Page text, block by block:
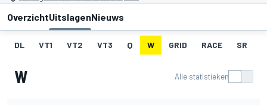
OverzichtUitslagenNieuws
DL VT1 VT2 VT3 Q W GRID RACE SR
W Alle statistieken